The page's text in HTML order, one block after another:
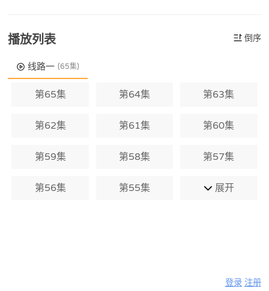
播放列表 倒序
线路一 (65集)
第65集 第64集 第63集
第62集 第61集 第60集
第59集 第58集 第57集
第56集 第55集 展开
登录 注册